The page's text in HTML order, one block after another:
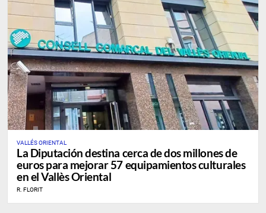
VALLÉS ORIENTAL
La Diputación destina cerca de dos millones de
euros para mejorar 57 equipamientos culturales
en el Vallès Oriental
R. FLORIT